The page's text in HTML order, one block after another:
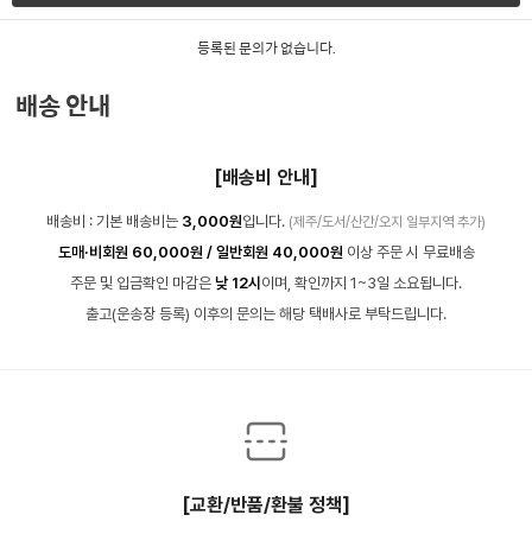
등록된 문의가 없습니다.
배송 안내
[배송비 안내]
배송비 : 기본 배송비는 3,000원입니다. (제주/도서/산간/오지 일부지역 추가)
도매·비회원 60,000원 / 일반회원 40,000원 이상 주문 시 무료배송
주문 및 입금확인 마감은 낮 12시이며, 확인까지 1~3일 소요됩니다.
출고(운송장 등록) 이후의 문의는 해당 택배사로 부탁드립니다.
[교환/반품/환불 정책]